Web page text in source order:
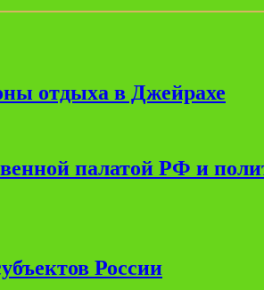
отдыха в Джейрахе
палатой РФ и
России